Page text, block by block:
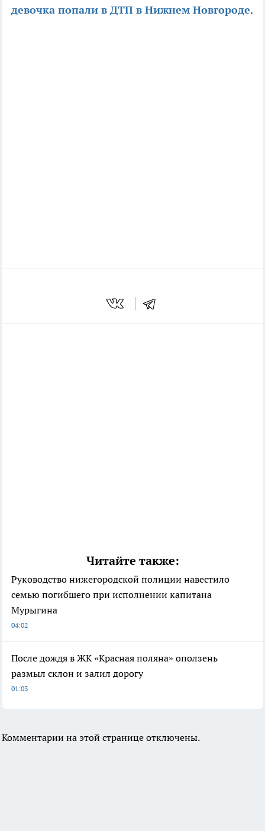
девочка попали в ДТП в Нижнем Новгороде.
Читайте также:
Руководство нижегородской полиции навестило
семью погибшего при исполнении капитана
Мурыгина
04:02
После дождя в ЖК «Красная поляна» оползень
размыл склон и залил дорогу
01:03
Комментарии на этой странице отключены.